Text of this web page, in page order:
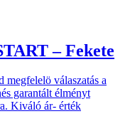
– Fekete
válaszatás a
garantált élményt
Kiváló ár- érték